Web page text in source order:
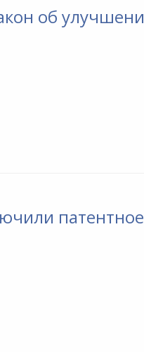
об
патентное